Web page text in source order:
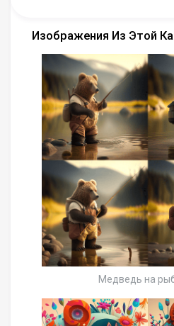
Изображения Из Этой
Медведь на